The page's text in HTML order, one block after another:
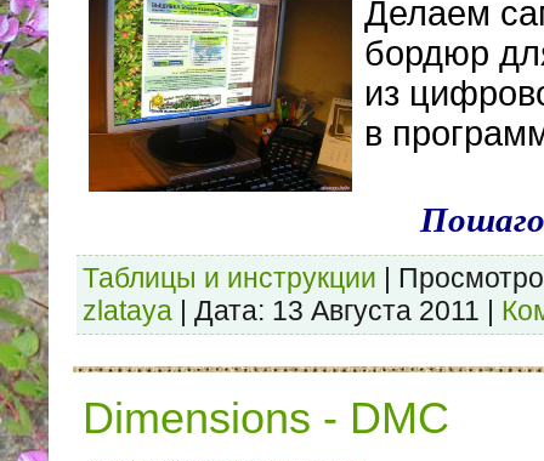
Делаем
бордюр
из
в
Таблицы и инструкции |
zlataya | Дата: 13 Августа 2011 |
Dimensions - DMC